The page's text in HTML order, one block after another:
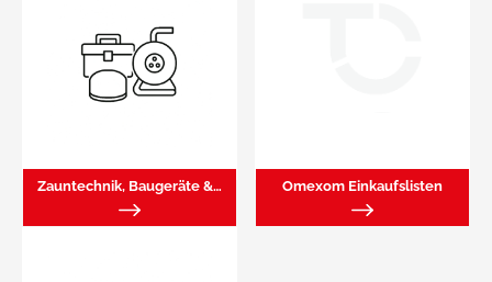
Zauntechnik, Baugeräte & Zubehör Omexom Einkaufslisten